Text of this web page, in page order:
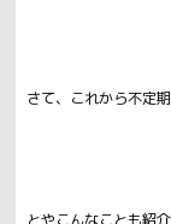
さて、これから不定
とやこんなことも紹